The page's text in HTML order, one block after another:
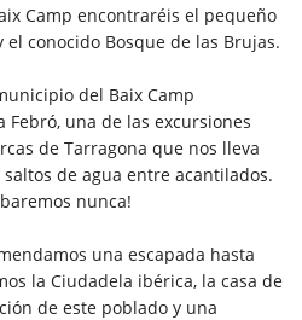
Camp encontraréis el pequeño
conocido Bosque de las Brujas.
del Baix Camp
una de las excursiones
de Tarragona que nos lleva
de agua entre acantilados.
nunca!
una escapada hasta
la Ciudadela ibérica, la casa de
de este poblado y una